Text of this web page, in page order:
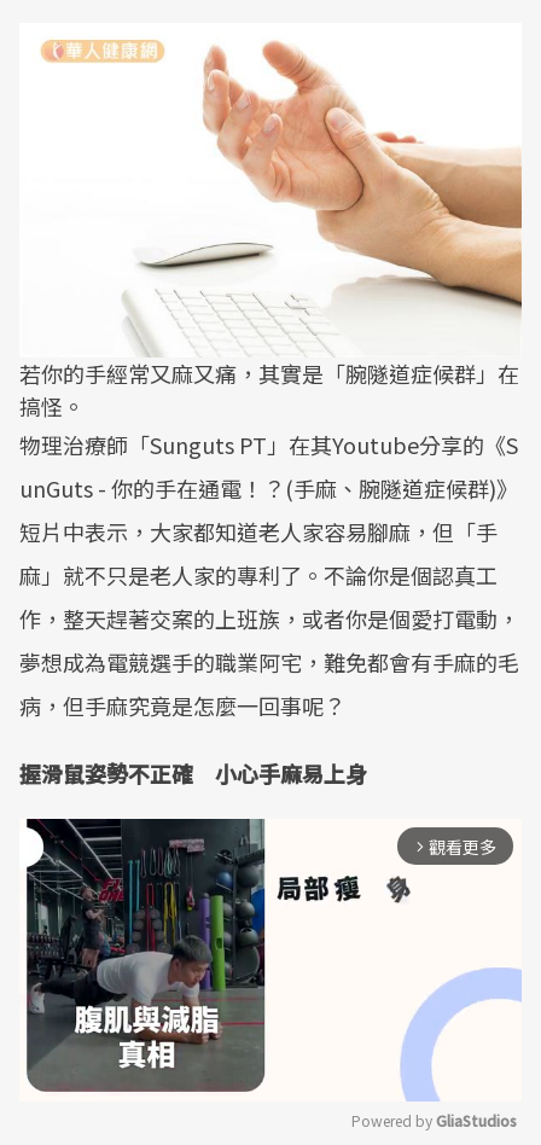
若你的手經常又麻又痛，其實是「腕隧道症候群」在
搞怪。
物理治療師「Sunguts PT」在其Youtube分享的《S
unGuts - 你的手在通電！？(手麻、腕隧道症候群)》
短片中表示，大家都知道老人家容易腳麻，但「手
麻」就不只是老人家的專利了。不論你是個認真工
作，整天趕著交案的上班族，或者你是個愛打電動，
夢想成為電競選手的職業阿宅，難免都會有手麻的毛
病，但手麻究竟是怎麼一回事呢？
握滑鼠姿勢不正確 小心手麻易上身
arrow_forward_ios 觀看更多
Powered by GliaStudios